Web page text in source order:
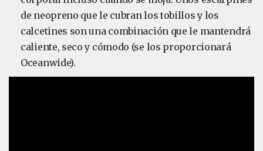
de neopreno que le cubran los tobillos y los
calcetines son una combinación que le mantendrá
caliente, seco y cómodo (se los proporcionará
Oceanwide).